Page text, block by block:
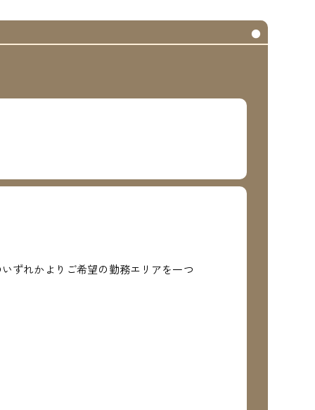
ずれかよりご希望の勤務エリアを一つ